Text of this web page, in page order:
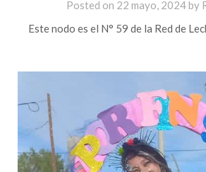
Posted on 22 mayo, 2024by
Este nodo es el N° 59 de la Red de